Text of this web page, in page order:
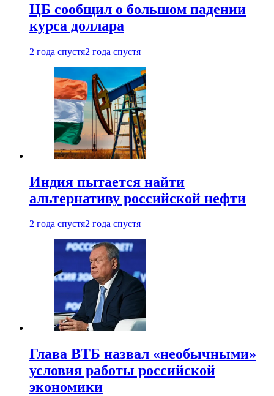
ЦБ сообщил о большом падении
курса доллара
2 года спустя2 года спустя
Индия пытается найти
альтернативу российской нефти
2 года спустя2 года спустя
Глава ВТБ назвал «необычными»
условия работы российской
экономики